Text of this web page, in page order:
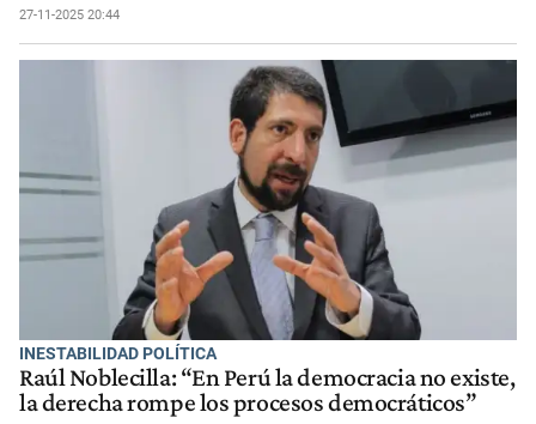
27-11-2025 20:44
INESTABILIDAD POLÍTICA
Raúl Noblecilla: “En Perú la democracia no existe,
la derecha rompe los procesos democráticos”